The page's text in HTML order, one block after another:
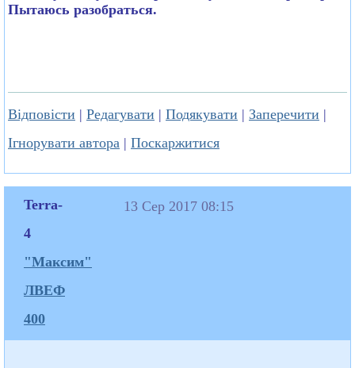
Пытаюсь разобраться.
Відповісти | Редагувати | Подякувати | Заперечити |
Ігнорувати автора | Поскаржитися
Terra-
4
"Максим"
ЛВЕФ
400
13 Сер 2017 08:15